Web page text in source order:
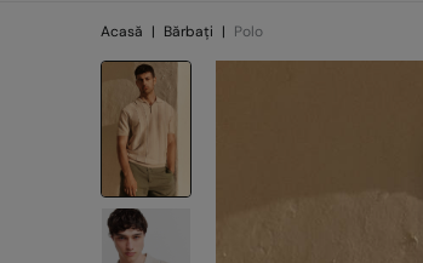
Acasă | Bărbați | Polo